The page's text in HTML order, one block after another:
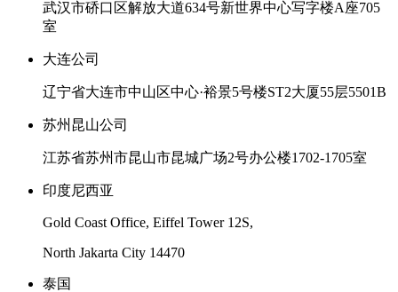
武汉市硚口区解放大道634号新世界中心写字楼A座705
室
大连公司
辽宁省大连市中山区中心·裕景5号楼ST2大厦55层5501B
苏州昆山公司
江苏省苏州市昆山市昆城广场2号办公楼1702-1705室
印度尼西亚
Gold Coast Office, Eiffel Tower 12S,
North Jakarta City 14470
泰国